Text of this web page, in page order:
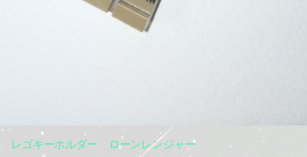
レゴキーホルダー ローンレンジャー